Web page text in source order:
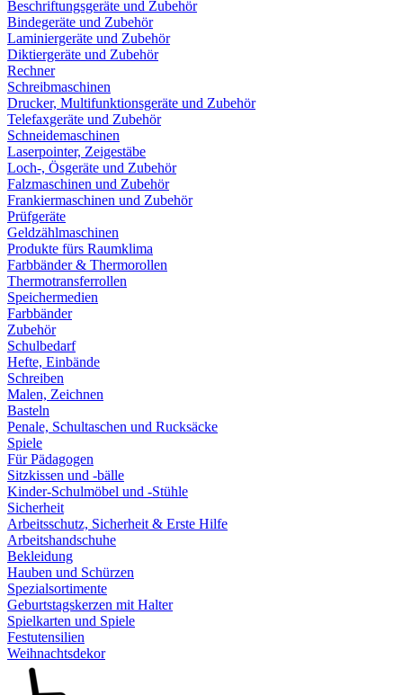
Beschriftungsgeräte und Zubehör
Bindegeräte und Zubehör
Laminiergeräte und Zubehör
Diktiergeräte und Zubehör
Rechner
Schreibmaschinen
Drucker, Multifunktionsgeräte und Zubehör
Telefaxgeräte und Zubehör
Schneidemaschinen
Laserpointer, Zeigestäbe
Loch-, Ösgeräte und Zubehör
Falzmaschinen und Zubehör
Frankiermaschinen und Zubehör
Prüfgeräte
Geldzählmaschinen
Produkte fürs Raumklima
Farbbänder & Thermorollen
Thermotransferrollen
Speichermedien
Farbbänder
Zubehör
Schulbedarf
Hefte, Einbände
Schreiben
Malen, Zeichnen
Basteln
Penale, Schultaschen und Rucksäcke
Spiele
Für Pädagogen
Sitzkissen und -bälle
Kinder-Schulmöbel und -Stühle
Sicherheit
Arbeitsschutz, Sicherheit & Erste Hilfe
Arbeitshandschuhe
Bekleidung
Hauben und Schürzen
Spezialsortimente
Geburtstagskerzen mit Halter
Spielkarten und Spiele
Festutensilien
Weihnachtsdekor